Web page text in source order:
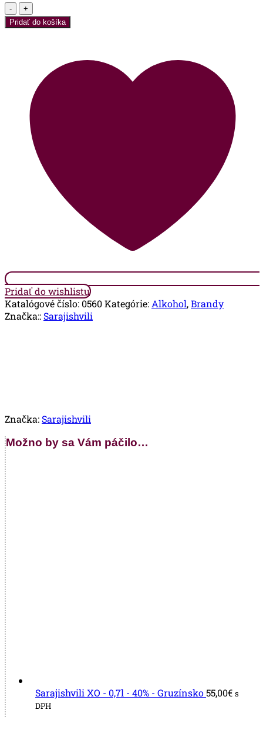
množstvo
Sarajishvili
VSOP
Gruzínsko
Pridať do košíka
Pridať do wishlistu
Katalógové číslo: 0560Kategórie: Alkohol,Brandy
Značka::Sarajishvili
Značka:Sarajishvili
Možno by sa Vám páčilo…
Sarajishvili XO - 0,7l - 40% - Gruzínsko55,00€ s
DPH